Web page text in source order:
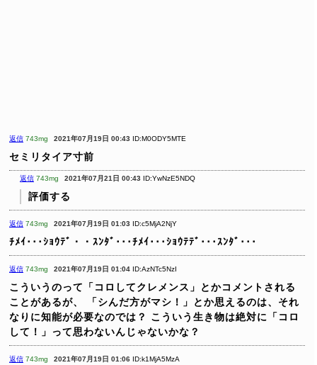
返信 743mg 2021年07月19日 00:43 ID:M0ODY5MTE
セミリタイア寸前
返信 743mg 2021年07月21日 00:43 ID:YwNzE5NDQ
評価する
返信 743mg 2021年07月19日 01:03 ID:c5MjA2NjY
ﾁﾒｲ･･･ｼｮｳﾃﾞ・・ｽﾝﾀﾞ･･･ﾁﾒｲ･･･ｼｮｳﾃﾃﾞ･･･ｽﾝﾀﾞ･･･
返信 743mg 2021年07月19日 01:04 ID:AzNTc5NzI
こういうのって「コロしてクレメンス」とかコメントされる
ことがあるが、
「シんだ方がマシ！」とか思えるのは、それ
なりに知能が必要なのでは？
こういう生き物は絶対に「コロ
して！」って思わないんじゃないかな？
返信 743mg 2021年07月19日 01:06 ID:k1MjA5MzA